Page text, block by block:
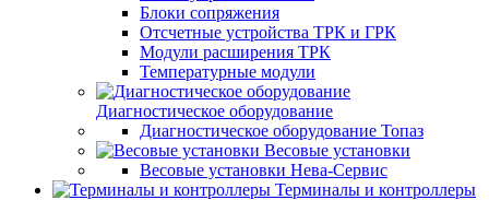
Блоки сопряжения
Отсчетные устройства ТРК и ГРК
Модули расширения ТРК
Температурные модули
Диагностическое оборудование
Диагностическое оборудование Топаз
Весовые установки
Весовые установки Нева-Сервис
Терминалы и контроллеры